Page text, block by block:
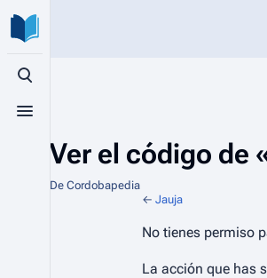
Búsqueda alternativa
Menú alternativo
Ver el código de
De Cordobapedia
← Jauja
No tienes permiso
La acción que has